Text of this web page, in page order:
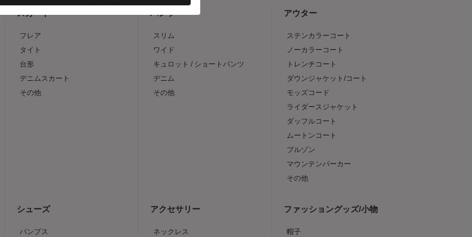
スカート
フレア
タイト
台形
デニムスカート
その他
パンツ
スリム
ワイド
キュロット / ショートパンツ
デニム
その他
アウター
ステンカラーコート
ノーカラーコート
トレンチコート
ダウンジャケット/コート
モッズコード
ライダースジャケット
ダッフルコート
ムートンコート
ブルゾン
マウンテンパーカー
その他
シューズ
パンプス
アクセサリー
ネックレス
ファッショングッズ/小物
帽子